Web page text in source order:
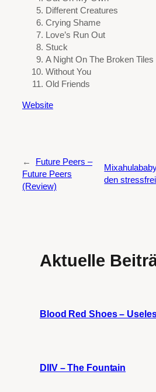
Different Creatures
Crying Shame
Love’s Run Out
Stuck
A Night On The Broken Tiles
Without You
Old Friends
Website
←
Future Peers –
Future Peers
(Review)
den
Aktuelle
Blood Red Shoes –
DIIV – The Fountain